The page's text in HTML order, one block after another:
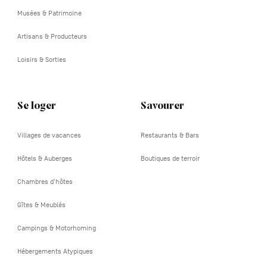
Musées & Patrimoine
Artisans & Producteurs
Loisirs & Sorties
Se loger
Villages de vacances
Hôtels & Auberges
Chambres d'hôtes
Gîtes & Meublés
Campings & Motorhoming
Hébergements Atypiques
Savourer
Restaurants & Bars
Boutiques de terroir